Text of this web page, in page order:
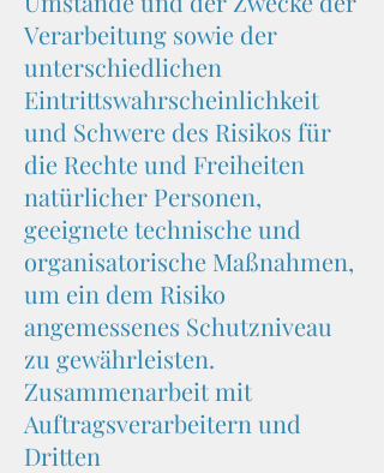
Verarbeitung sowie der
unterschiedlichen
Eintrittswahrscheinlichkeit
und Schwere des Risikos für
die Rechte und Freiheiten
natürlicher Personen,
geeignete technische und
organisatorische Maßnahmen,
um ein dem Risiko
angemessenes Schutzniveau
zu gewährleisten.
Zusammenarbeit mit
Auftragsverarbeitern und
Dritten